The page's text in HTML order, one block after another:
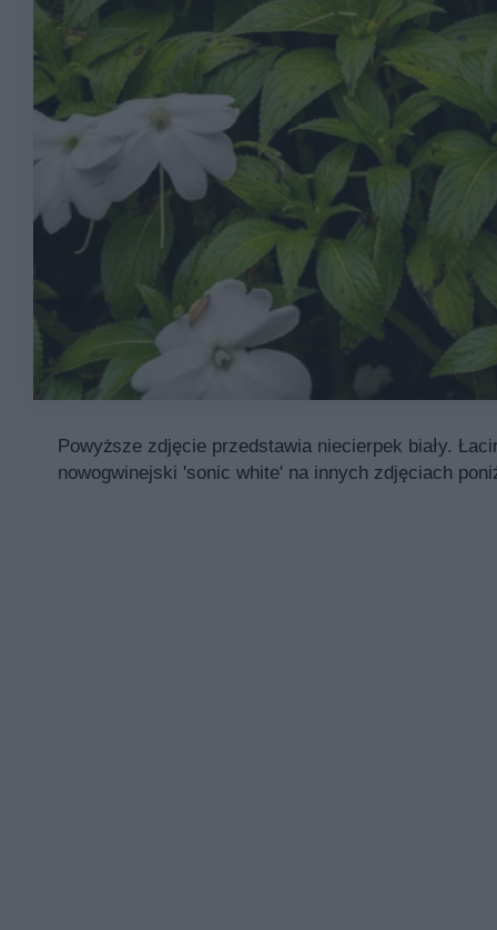
Powyższe zdjęcie przedstawia niecierpek biały.
nowogwinejski 'sonic white' na innych zdjęciach